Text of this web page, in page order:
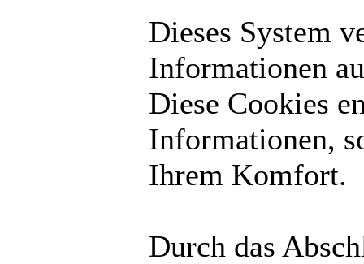
Dieses System
Informationen
Diese Cookies
Informationen,
Ihrem Komfort.
Durch das